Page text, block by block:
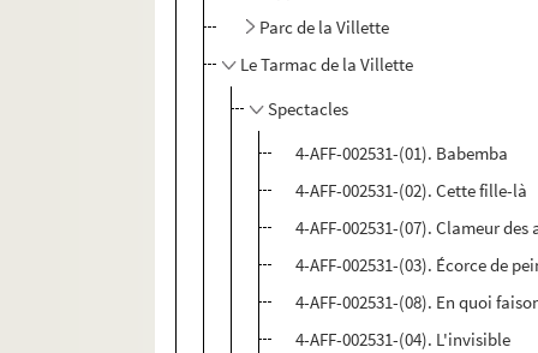
Parc de la Villette
Le Tarmac de la Villette
Spectacles
4-AFF-002531-(01). Babemba
4-AFF-002531-(02). Cette fille-là
4-AFF-002531-(07). Clameur des
4-AFF-002531-(03). Écorce de
4-AFF-002531-(08). En quoi
4-AFF-002531-(04). L'invisible